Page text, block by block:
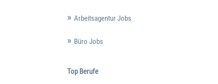
Arbeitsagentur Jobs
Büro Jobs
Top Berufe